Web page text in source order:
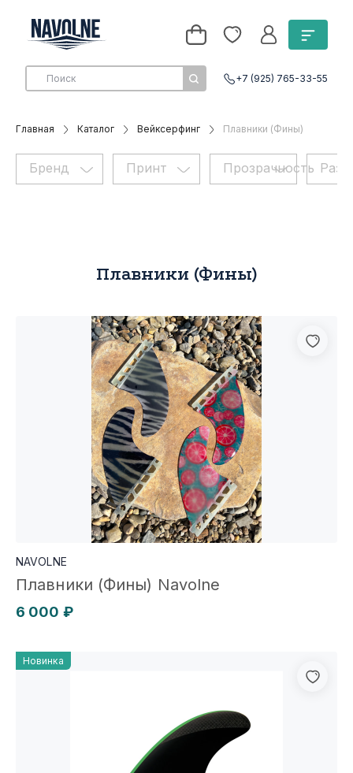
+7 (925) 765-33-55
Главная Каталог Вейксерфинг Плавники (Фины)
Бренд Принт Прозрачность
Плавники (Фины)
NAVOLNE
Плавники (Фины) Navolne
6 000 ₽
Новинка